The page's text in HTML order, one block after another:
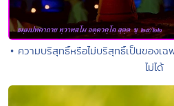
• ความบริสุทธิ์หรือไม่บริสุทธิ์เป็นของเ
ไม่ได้